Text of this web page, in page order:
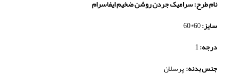
نام طرح:سرامیک جردن روشن ضخیم ایفاسرام
سایز:
درجه:
جنس بدنه:پرسلان